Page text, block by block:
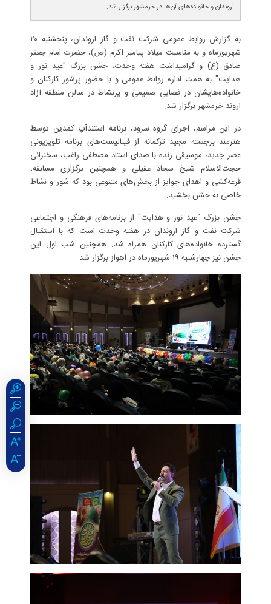
اروندان و خانواده‌های آن‌ها در خرمشهر برگزار شد.
به گزارش روابط عمومی شرکت نفت و گاز اروندان، پنجشنبه ۲۰
شهریورماه و به مناسبت میلاد پیامبر اکرم (ص)، حضرت امام جعفر
صادق (ع) و گرامیداشت هفته وحدت، جشن بزرگ "عید نور و
هدایت" به همت اداره روابط عمومی و با حضور پرشور کارکنان و
خانواده‌هایشان در فضایی صمیمی و پرنشاط در سالن منطقه آزاد
اروند خرمشهر برگزار شد.
در این مراسم، اجرای گروه سرود، برنامه استندآپ کمدین توسط
هنرمند برجسته مجید ترکمانه از فینالیست‌های برنامه تلویزیونی
عصر جدید، موسیقی زنده با صدای استاد مصطفی راغب، سخنرانی
حجت‌الاسلام شیخ سجاد عقیلی و همچنین برگزاری مسابقه،
قرعه‌کشی و اهدای جوایز از بخش‌های متنوعی بود که شور و نشاط
خاصی به جشن بخشید.
جشن بزرگ "عید نور و هدایت" از برنامه‌های فرهنگی و اجتماعی
شرکت نفت و گاز اروندان در هفته وحدت است که با استقبال
گسترده خانواده‌های کارکنان همراه شد. همچنین شب اول این
جشن نیز چهارشنبه ۱۹ شهریورماه در اهواز برگزار شد.